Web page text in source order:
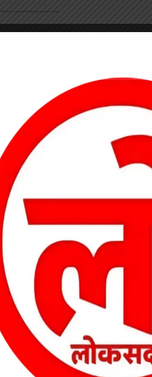
गिरी गाज, मौत
मजदूर को अहिरन नदी में फेंका, लकड़ी के
किया निरीक्षण